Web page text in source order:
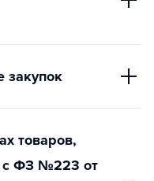
закупок
товаров,
с ФЗ №223 от